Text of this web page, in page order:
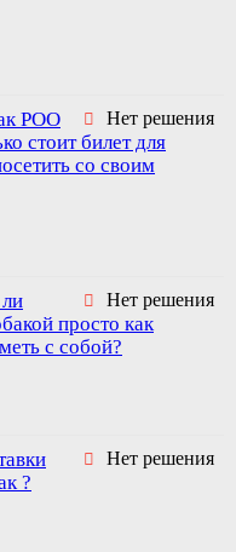
Нет решения
РОО
стоит билет для
со своим
Нет решения
просто как
с собой?
Нет решения
?